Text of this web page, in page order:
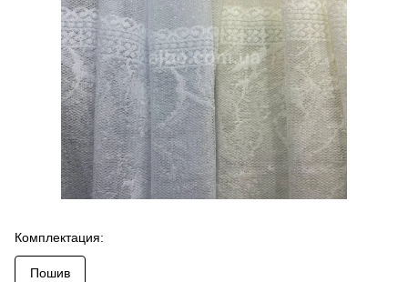
Комплектация:
Пошив